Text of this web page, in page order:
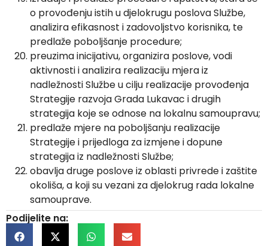
o provođenju istih u djelokrugu poslova Službe,
analizira efikasnost i zadovoljstvo korisnika, te
predlaže poboljšanje procedure;
preuzima inicijativu, organizira poslove, vodi
aktivnosti i analizira realizaciju mjera iz
nadležnosti Službe u cilju realizacije provođenja
Strategije razvoja Grada Lukavac i drugih
strategija koje se odnose na lokalnu samoupravu;
predlaže mjere na poboljšanju realizacije
Strategije i prijedloga za izmjene i dopune
strategija iz nadležnosti Službe;
obavlja druge poslove iz oblasti privrede i zaštite
okoliša, a koji su vezani za djelokrug rada lokalne
samouprave.
Podijelite na: